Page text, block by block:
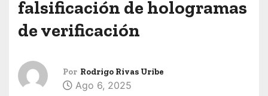
falsificación de hologramas
de verificación
Por Rodrigo Rivas Uribe
Ago 6, 2025